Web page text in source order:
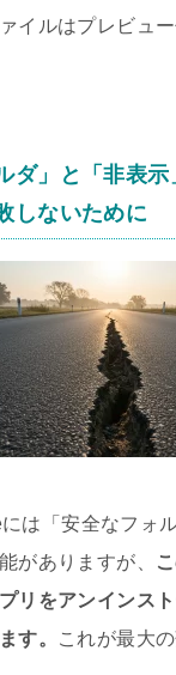
イルはプレビュ
ダ」と「非表
しないために
は「安全なフォ
がありますが、
リをアンインス
す。
これが最大